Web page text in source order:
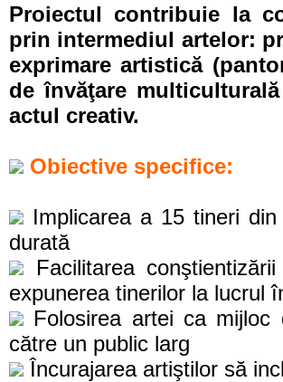
Proiectul contribuie la
prin intermediul artelor:
exprimare artistică
de învăţare
actul creativ.
Obiective specifice:
Implicarea a 15 tineri
durată
Facilitarea
expunerea tinerilor la lucrul
Folosirea artei ca mijloc
către un public larg
Încurajarea artiştilor să